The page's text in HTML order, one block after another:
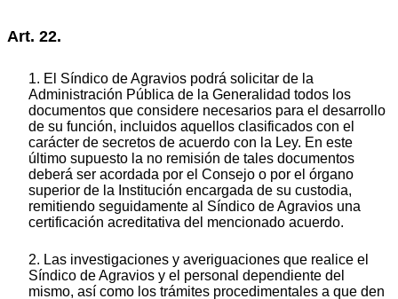
Art. 22.
1. El Síndico de Agravios podrá solicitar de la
Administración Pública de la Generalidad todos los
documentos que considere necesarios para el desarrollo
de su función, incluidos aquellos clasificados con el
carácter de secretos de acuerdo con la Ley. En este
último supuesto la no remisión de tales documentos
deberá ser acordada por el Consejo o por el órgano
superior de la Institución encargada de su custodia,
remitiendo seguidamente al Síndico de Agravios una
certificación acreditativa del mencionado acuerdo.
2. Las investigaciones y averiguaciones que realice el
Síndico de Agravios y el personal dependiente del
mismo, así como los trámites procedimentales a que den